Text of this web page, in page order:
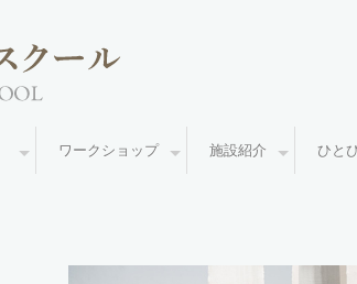
ワークショップ 施設紹介 ひと